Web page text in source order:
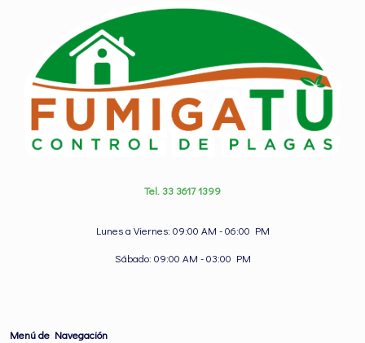
Tel. 33 3617 1399
Lunes a Viernes: 09:00 AM - 06:00 PM
Sábado: 09:00 AM - 03:00 PM
Menú de Navegación